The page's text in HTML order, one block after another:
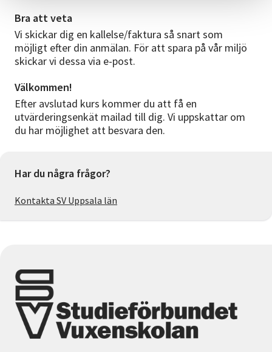
Bra att veta
Vi skickar dig en kallelse/faktura så snart som
möjligt efter din anmälan. För att spara på vår miljö
skickar vi dessa via e-post.
Välkommen!
Efter avslutad kurs kommer du att få en
utvärderingsenkät mailad till dig. Vi uppskattar om
du har möjlighet att besvara den.
Har du några frågor?
Kontakta SV Uppsala län